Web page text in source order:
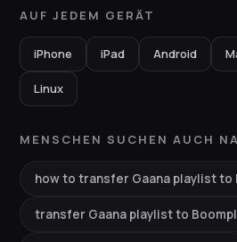
AUF JEDEM GERÄT
iPhone iPad Android
Linux
MENSCHEN SUCHEN AUCH
how to transfer Gaana playlist to
transfer Gaana playlist to